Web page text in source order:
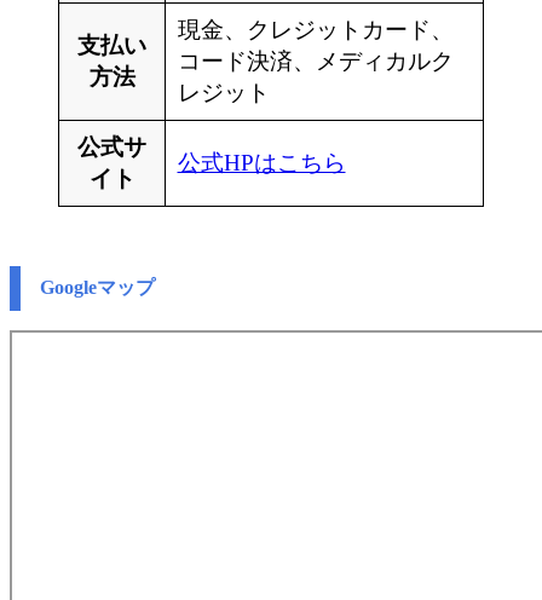
支払い
方法
現金、クレジットカード、
コード決済、メディカルク
レジット
公式サ
イト
公式HPはこちら
Googleマップ